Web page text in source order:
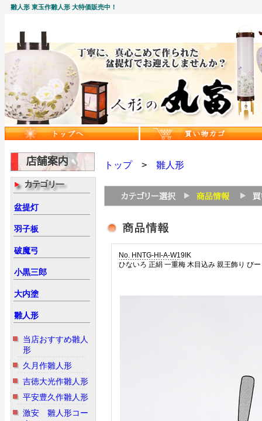
雛人形 東玉作雛人形 大特価販売中！
盆提灯
羽子板
破魔弓
小黒三郎
大内塗
雛人形
当店おすすめ雛人
形
久月作雛人形
吉徳大光作雛人形
平安豊久作雛人形
激安 雛人形コー
トップ> 雛人形
No. HNTG-HI-A-W19IK
ひないろ 正絹 一重梅 木目込み 親王飾り び